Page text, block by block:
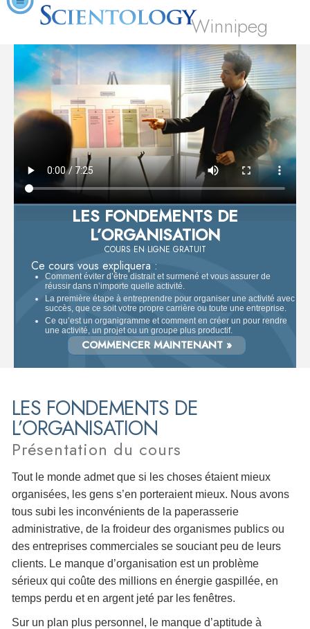
Winnipeg
LES FONDEMENTS DE
L’ORGANISATION
COURS EN LIGNE GRATUIT
Ce cours vous expliquera :
Comment éviter d’être distrait et surmené et vous assurer de
réussir dans n’importe quelle activité.
La première étape à entreprendre pour organiser une activité avec
succès, que ce soit votre propre carrière ou toute une entreprise.
Ce qu’est un organigramme et comment en créer un pour rendre
une activité, un projet ou un groupe plus productif.
COMMENCER MAINTENANT »
LES FONDEMENTS DE
L’ORGANISATION
Présentation du cours
Tout le monde admet que si les choses étaient mieux
organisées, les gens s’en porteraient mieux. Nous avons
tous subi les inconvénients de la paperasserie
administrative, de la froideur des organismes publics ou
des entreprises commerciales se souciant peu de leurs
clients. Le manque d’organisation est un problème
sérieux qui coûte des millions en énergie gaspillée, en
temps perdu et en argent jeté par les fenêtres.
Sur un plan plus personnel, le manque d’aptitude à